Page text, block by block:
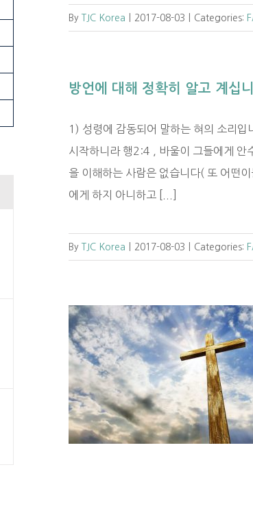
By TJC Korea 2017-08-03 Categories:
방언에 대해 정확히 알고 계십
1) 성령에 감동되어 말하는 혀의 소리
시작하니라 행2:4 , 바울이 그들에게 안
을 이해하는 사람은 없습니다( 또 어떤
에게 하지 아니하고 [...]
By TJC Korea 2017-08-03 Categories: